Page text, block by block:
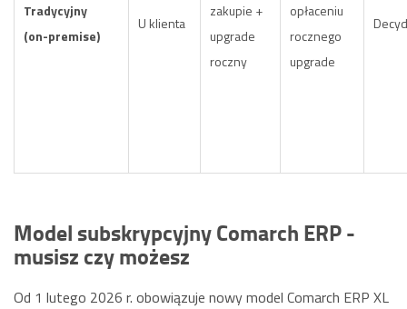
Tradycyjny
(on-premise)
U klienta
zakupie +
upgrade
roczny
opłaceniu
rocznego
upgrade
Model subskrypcyjny Comarch ERP -
musisz czy możesz
Od 1 lutego 2026 r. obowiązuje nowy model Comarch ERP XL